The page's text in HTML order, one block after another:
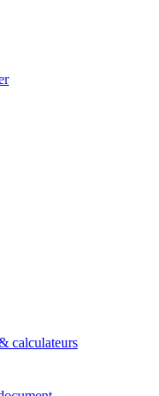
calculateurs